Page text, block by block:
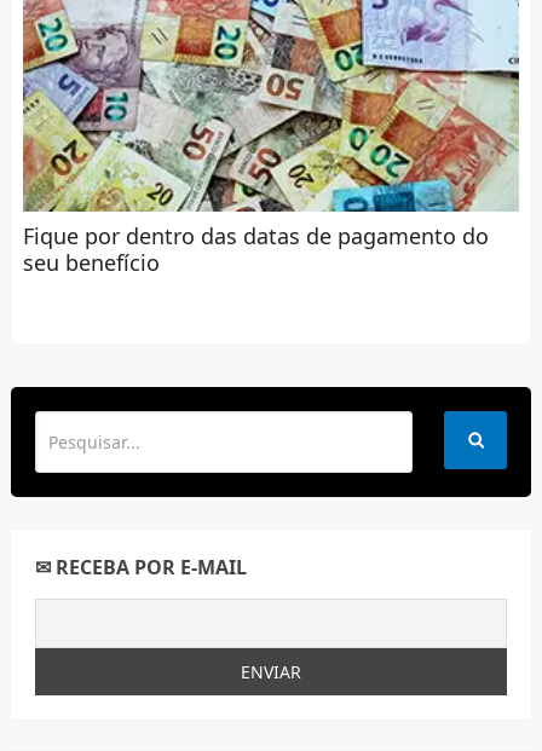
Fique por dentro das datas de pagamento do
seu benefício
✉ RECEBA POR E-MAIL